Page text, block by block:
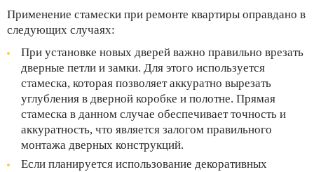
Применение стамески при ремонте квартиры оправдано в
следующих случаях:
При установке новых дверей важно правильно врезать
дверные петли и замки. Для этого используется
стамеска, которая позволяет аккуратно вырезать
углубления в дверной коробке и полотне. Прямая
стамеска в данном случае обеспечивает точность и
аккуратность, что является залогом правильного
монтажа дверных конструкций.
Если планируется использование декоративных